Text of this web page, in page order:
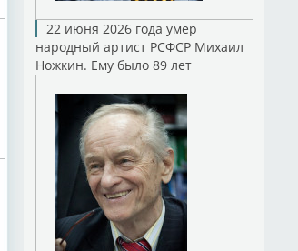
22 июня 2026 года умер
народный артист РСФСР Михаил
Ножкин. Ему было 89 лет